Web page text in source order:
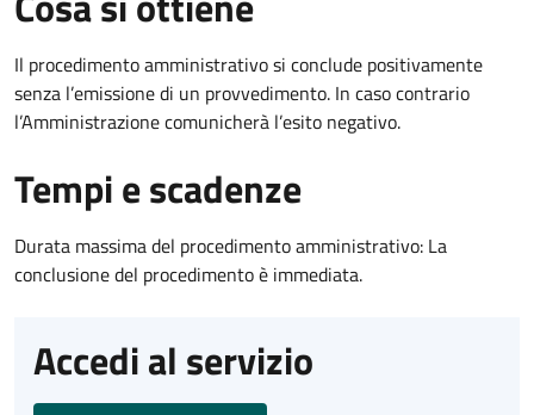
Il procedimento amministrativo si conclude positivamente
senza l’emissione di un provvedimento. In caso contrario
l’Amministrazione comunicherà l’esito negativo.
Tempi e scadenze
Durata massima del procedimento amministrativo: La
conclusione del procedimento è immediata.
Accedi al servizio